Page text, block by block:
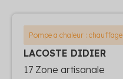
Pompe a chaleur : chauffage
LACOSTE DIDIER
17 Zone artisanale